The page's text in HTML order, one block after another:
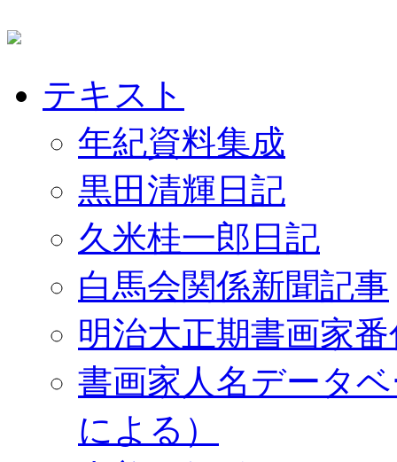
テキスト
年紀資料集成
黒田清輝日記
久米桂一郎日記
白馬会関係新聞記事
明治大正期書画家
書画家人名データ
による）